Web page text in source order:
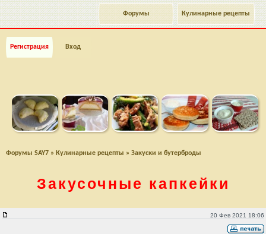
Кулинарные рецепты
Форумы
Регистрация Вход
Форумы SAY7 » Кулинарные рецепты » Закуски и бутерброды
Закусочные капкейки
20 Фев 2021 18:06